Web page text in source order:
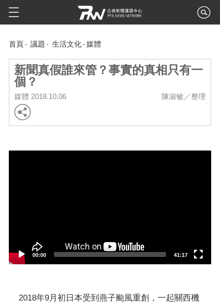
首頁 議題 生活文化 媒體
新聞真假誰來管？事實的真相只有一
個？
媒體 2018.10.06 陳淑敏／整理
00:00 41:17
2018年9月初日本受到燕子颱風重創，一起關西機